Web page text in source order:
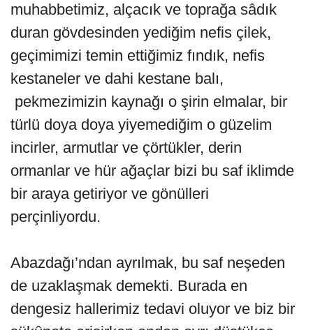
muhabbetimiz, alçacık ve toprağa sâdık
duran gövdesinden yediğim nefis çilek,
geçimimizi temin ettiğimiz fındık, nefis
kestaneler ve dahi kestane balı,
pekmezimizin kaynağı o şirin elmalar, bir
türlü doya doya yiyemediğim o güzelim
incirler, armutlar ve çörtükler, derin
ormanlar ve hür ağaçlar bizi bu saf iklimde
bir araya getiriyor ve gönülleri
perçinliyordu.
Abazdağı’ndan ayrılmak, bu saf neşeden
de uzaklaşmak demekti. Burada en
dengesiz hallerimiz tedavi oluyor ve biz bir